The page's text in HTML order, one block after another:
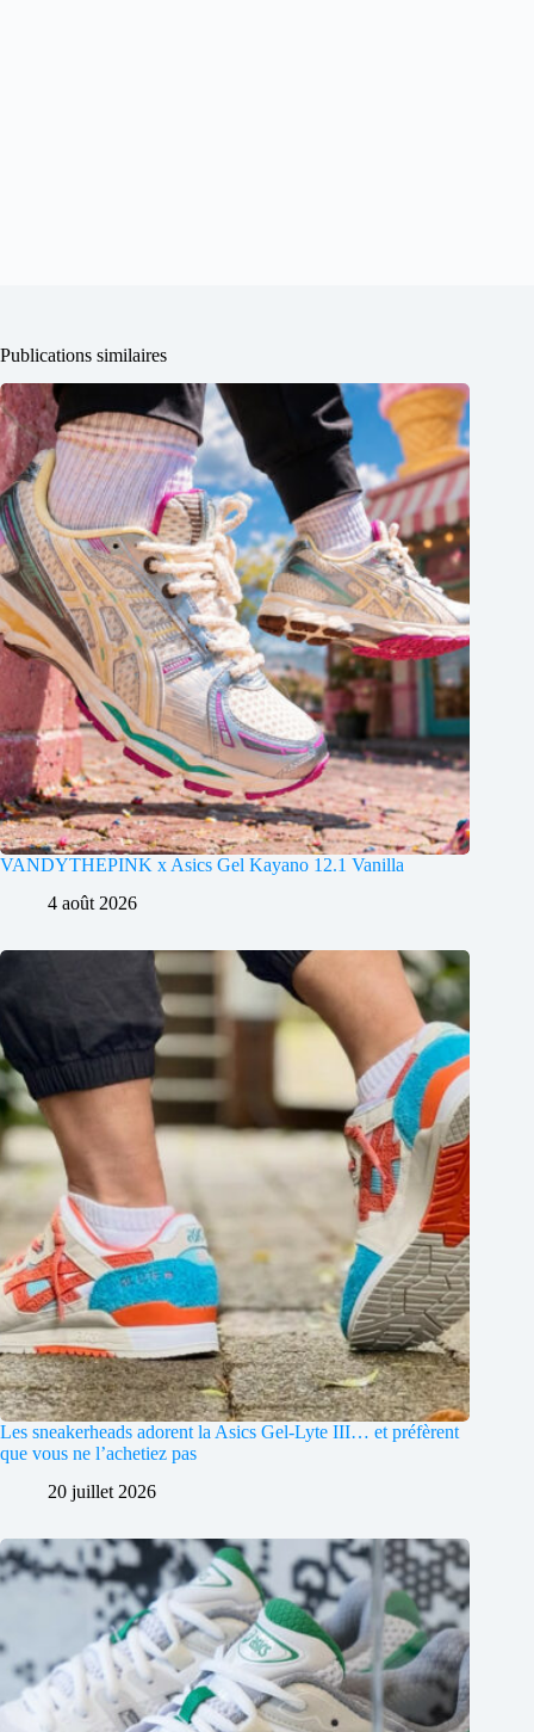
Publications similaires
VANDYTHEPINK x Asics Gel Kayano 12.1 Vanilla
4 août 2026
Les sneakerheads adorent la Asics Gel-Lyte III… et préfèrent
que vous ne l’achetiez pas
20 juillet 2026